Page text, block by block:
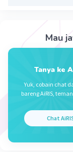
Beri
Mau
Tanya ke
Yuk, cobain chat
bareng AiRIS,
Chat